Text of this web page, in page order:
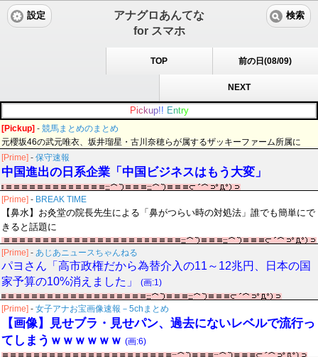
アナグロあんてな
for スマホ
設定 検索
TOP 前の日(08/09)
NEXT
Pic kup!! Entry
[Pickup] - 競馬まとめのまとめ
元櫻坂46の武元唯衣、坂井瑠星・古川奈穂らが属するザッキーファーム所属に
[Prime] - 保守速報
中国進出の日系企業「中国ビジネスはもう大変」
[Prime] - BREAK TIME
【鼻水】お灸堂の院長先生による「鼻がつらい時の対処法」誰でも簡単にで
きると話題に
[Prime] - あじあニュースちゃんねる
パヨさん「高市政権だから為替介入の11～12兆円、日本の国
家予算の10%消えました」
(画:1)
[Prime] - 女子アナお宝画像速報－5chまとめ
【画像】見せブラ・見せパン、過去にないレベルで流行っ
てしまうｗｗｗｗｗｗ (画:6)